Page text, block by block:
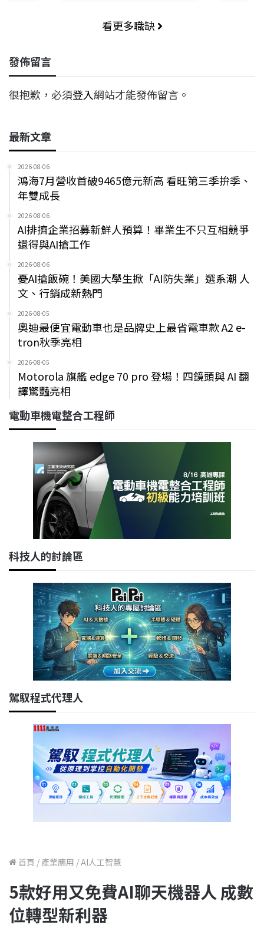
看更多職缺
發佈留言
很抱歉，必須登入網站才能發佈留言。
最新文章
2026-08-06
鴻海7月營收首破9465億元新高 看旺第三季拚季、
年雙成長
2026-08-06
AI排擠企業招募新鮮人預算！畢業生不只互相競爭
還得與AI搶工作
2026-08-06
憂AI搶飯碗！美國大學生掀「AI防失業」選系潮 人
文、行銷成新熱門
2026-08-05
奧迪最便宜電動車也是品牌史上最省電車款 A2 e-
tron秋季亮相
2026-08-05
Motorola 旗艦 edge 70 pro 登場！四鏡頭與 AI 翻
譯驚豔亮相
電動車機電整合工程師
科技人的討論區
駕馭程式代理人